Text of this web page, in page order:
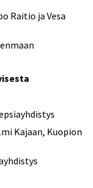
Raitio ja Vesa
Kajaan, Kuopion